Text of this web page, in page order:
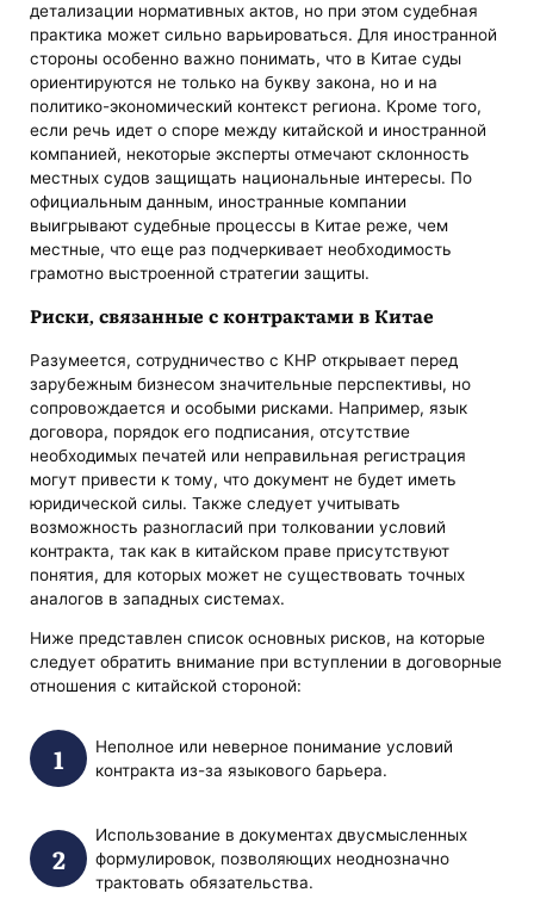
детализации нормативных актов, но при этом судебная
практика может сильно варьироваться. Для иностранной
стороны особенно важно понимать, что в Китае суды
ориентируются не только на букву закона, но и на
политико-экономический контекст региона. Кроме того,
если речь идет о споре между китайской и иностранной
компанией, некоторые эксперты отмечают склонность
местных судов защищать национальные интересы. По
официальным данным, иностранные компании
выигрывают судебные процессы в Китае реже, чем
местные, что еще раз подчеркивает необходимость
грамотно выстроенной стратегии защиты.
Риски, связанные с контрактами в Китае
Разумеется, сотрудничество с КНР открывает перед
зарубежным бизнесом значительные перспективы, но
сопровождается и особыми рисками. Например, язык
договора, порядок его подписания, отсутствие
необходимых печатей или неправильная регистрация
могут привести к тому, что документ не будет иметь
юридической силы. Также следует учитывать
возможность разногласий при толковании условий
контракта, так как в китайском праве присутствуют
понятия, для которых может не существовать точных
аналогов в западных системах.
Ниже представлен список основных рисков, на которые
следует обратить внимание при вступлении в договорные
отношения с китайской стороной:
Неполное или неверное понимание условий
контракта из-за языкового барьера.
Использование в документах двусмысленных
формулировок, позволяющих неоднозначно
трактовать обязательства.